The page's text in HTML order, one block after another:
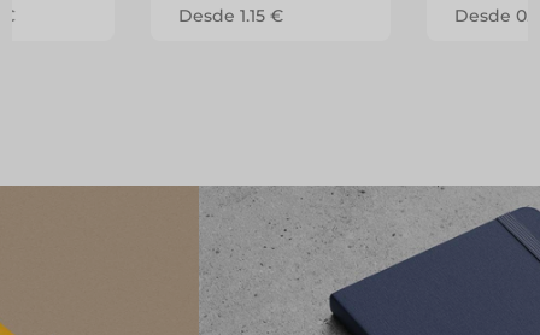
€ Desde 1.15 € Desde